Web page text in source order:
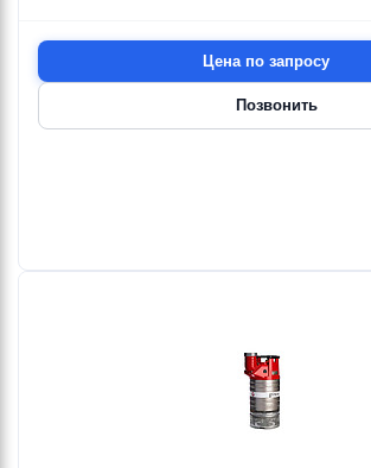
Цена по запросу
Позвонить